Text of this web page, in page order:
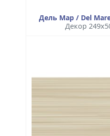
Дель Мар / Del
Декор